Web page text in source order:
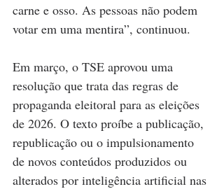
carne e osso. As pessoas não podem
votar em uma mentira”, continuou.
Em março, o TSE aprovou uma
resolução que trata das regras de
propaganda eleitoral para as eleições
de 2026. O texto proíbe a publicação,
republicação ou o impulsionamento
de novos conteúdos produzidos ou
alterados por inteligência artificial nas